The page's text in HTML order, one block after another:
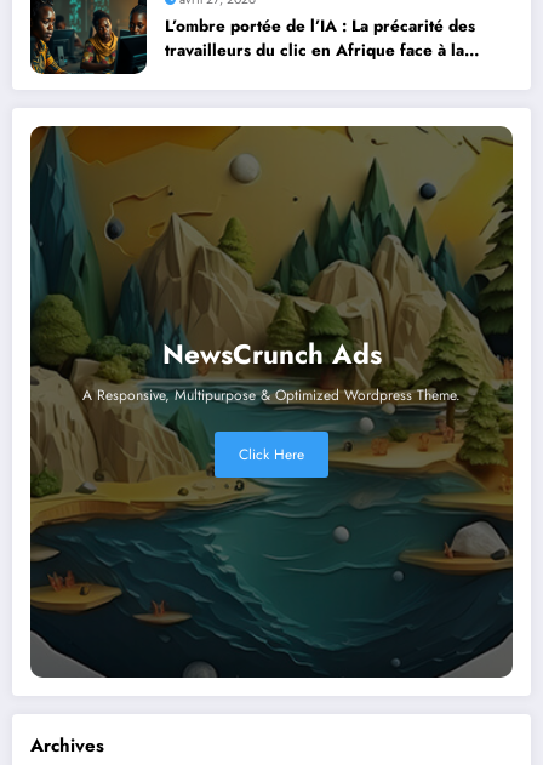
L’ombre portée de l’IA : La précarité des
travailleurs du clic en Afrique face à la
NewsCrunch Ads
A Responsive, Multipurpose & Optimized Wordpress Theme.
Click Here
Archives